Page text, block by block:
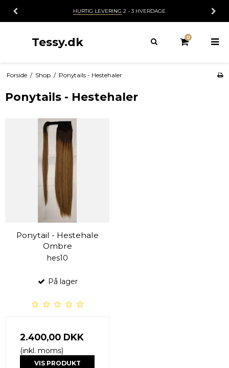
HURTIG LEVERING 2 - 3 HVERDAGE
Tessy.dk 0
Forside / Shop / Ponytails - Hestehaler
Ponytails - Hestehaler
Ponytail - Hestehale
Ombre
hes10
På lager
2.400,00 DKK
(inkl. moms)
VIS PRODUKT